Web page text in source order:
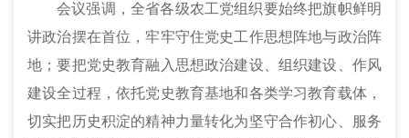
会议强调，全省各级农工党组织要始终把旗帜鲜明
讲政治摆在首位，牢牢守住党史工作思想阵地与政治阵
地；要把党史教育融入思想政治建设、组织建设、作风
建设全过程，依托党史教育基地和各类学习教育载体，
切实把历史积淀的精神力量转化为坚守合作初心、服务